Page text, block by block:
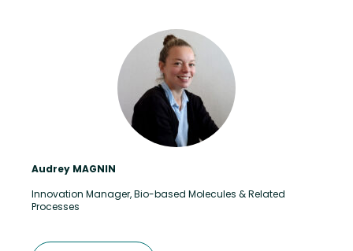
Audrey MAGNIN
Innovation Manager, Bio-based Molecules & Related
Processes